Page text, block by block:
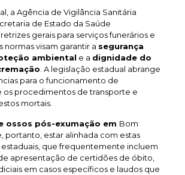
a Agência de Vigilância Sanitária
de Estado da Saúde
gerais para serviços funerários e
normas visam garantir a segurança
ambiental e a dignidade do
. A legislação estadual abrange
para o funcionamento de
os procedimentos de transporte e
mortais.
ossos pós-exumação em Bom
portanto, estar alinhada com estas
que frequentemente incluem
apresentação de certidões de óbito,
em casos específicos e laudos que